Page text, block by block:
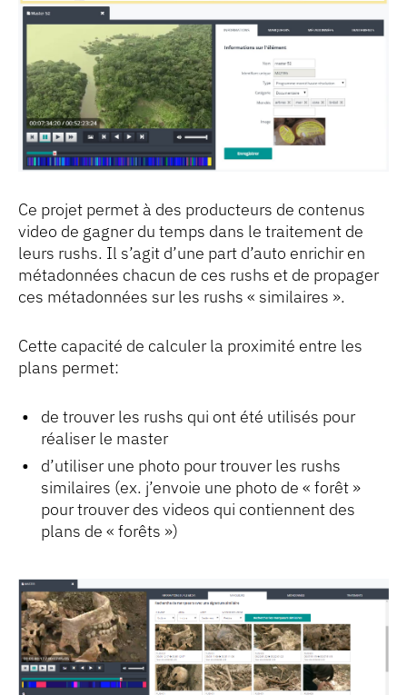
Ce projet permet à des producteurs de contenus
video de gagner du temps dans le traitement de
leurs rushs. Il s’agit d’une part d’auto enrichir en
métadonnées chacun de ces rushs et de propager
ces métadonnées sur les rushs « similaires ».
Cette capacité de calculer la proximité entre les
plans permet:
de trouver les rushs qui ont été utilisés pour
réaliser le master
d’utiliser une photo pour trouver les rushs
similaires (ex. j’envoie une photo de « forêt »
pour trouver des videos qui contiennent des
plans de « forêts »)